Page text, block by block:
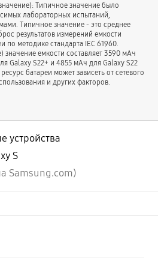
Типичное значение было
лабораторных испытаний,
Типичное значение - это среднее
результатов измерений емкости
по методике стандарта IEC 61960.
емкости составляет 3590 мАч
Galaxy S22+ и 4855 мАч для Galaxy S22
батареи может зависеть от сетевого
и других факторов.
устройства
S
Samsung.com)